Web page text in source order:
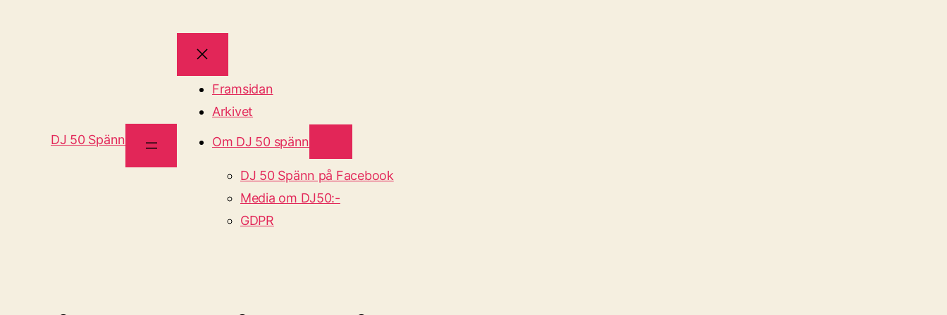
DJ 50 Spänn
Framsidan
Arkivet
Om DJ 50 spänn
DJ 50 Spänn på Facebook
Media om DJ50:-
GDPR